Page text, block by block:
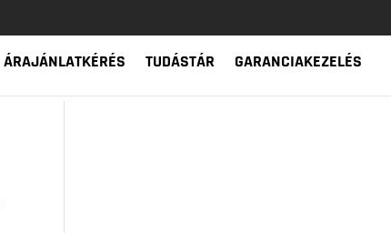
ÁRAJÁNLATKÉRÉS TUDÁSTÁR GARANCIAKEZELÉS